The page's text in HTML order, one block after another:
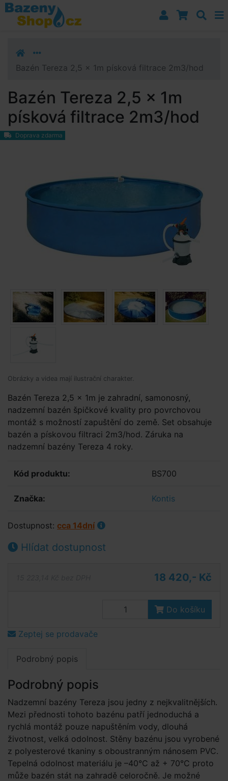
Přejít k navigaci
Přejít na obsah
Přejít k postrannímu sloupci
Bazén Tereza 2,5 x 1m písková filtrace 2m3/hod
Bazén Tereza 2,5 x 1m
písková filtrace 2m3/hod
Doprava zdarma
Obrázky a videa mají ilustrační charakter.
Bazén Tereza 2,5 x 1m je zahradní, samonosný,
nadzemní bazén špičkové kvality pro povrchovou
montáž s možností zapuštění do země. Set obsahuje
bazén a pískovou filtraci 2m3/hod. Záruka na
nadzemní bazény Tereza 4 roky.
Kód produktu: BS700
Značka: Kontis
Dostupnost: cca 14dní
Hlídat dostupnost
18 420,- Kč
Do košíku
Zeptej se prodavače
Podrobný popis
Podrobný popis
Nadzemní bazény Tereza jsou jedny z nejkvalitnějších.
Mezi přednosti tohoto bazénu patří jednoduchá a
rychlá montáž pouze napuštěním vody, dlouhá
životnost, velká odolnost. Stěny bazénu jsou vyrobené
z polyesterové tkaniny s oboustranným nánosem PVC.
Tepelná odolnost materiálu je –40°C až + 70°C proto
může bazén stát na zahradě celoročně. Je možné